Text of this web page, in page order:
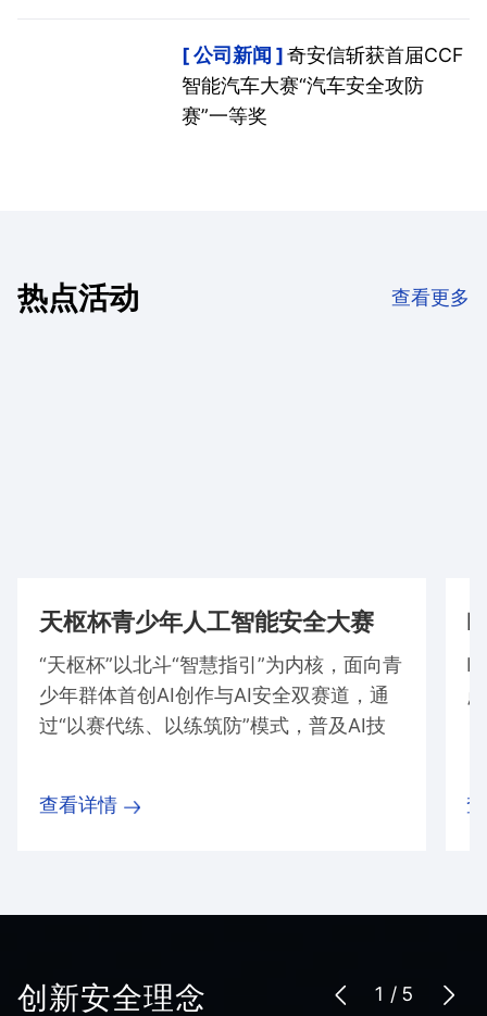
公司新闻
奇安信斩获首届CCF
智能汽车大赛“汽车安全攻防
赛”一等奖
热点活动 查看更多
天枢杯青少年人工智能安全大赛
“天枢杯”以北斗“智慧指引”为内核，面向青
少年群体首创AI创作与AI安全双赛道，通
过“以赛代练、以练筑防”模式，普及AI技
查看详情
创新安全理念 1 / 5